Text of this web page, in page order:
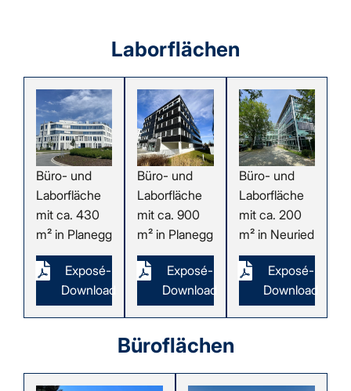
Laborflächen
Büro- und
Laborfläche
mit ca. 430
m² in Planegg
Exposé-
Download
Büro- und
Laborfläche
mit ca. 900
m² in Planegg
Exposé-
Download
Büro- und
Laborfläche
mit ca. 200
m² in Neuried
Exposé-
Download
Büroflächen